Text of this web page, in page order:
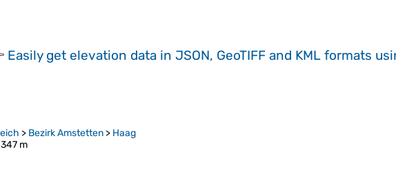
Easily get elevation data in JSON, GeoTIFF and KML formats
> Bezirk Amstetten > Haag
m